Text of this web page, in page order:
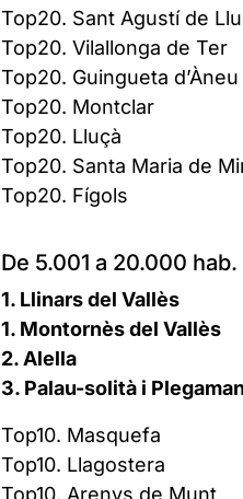
Top20. Sant Agustí de
Top20. Vilallonga de Ter
Top20. Guingueta d’Àneu
Top20. Montclar
Top20. Lluçà
Top20. Santa Maria de
Top20. Fígols
De 5.001 a 20.000 hab.
1. Llinars del Vallès
1. Montornès del Vallès
2. Alella
3. Palau-solità i
Top10. Masquefa
Top10. Llagostera
Top10. Arenys de Munt